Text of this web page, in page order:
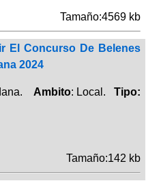
Tamaño:4569 kb
El Concurso De Belenes
2024
Ambito: Local. Tipo:
Tamaño:142 kb